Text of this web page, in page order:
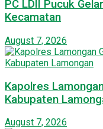
PC LDII Pucuk
Kecamatan
August 7, 2026
Kapolres
Kabupaten
August 7, 2026